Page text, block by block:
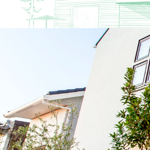
リフォ